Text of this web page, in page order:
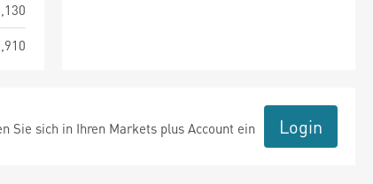
Sie sich in Ihren Markets plus Account ein Login